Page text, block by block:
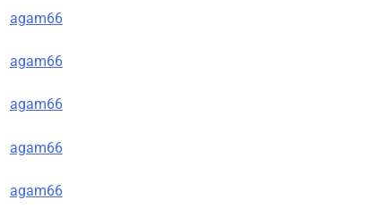
agam66
agam66
agam66
agam66
agam66